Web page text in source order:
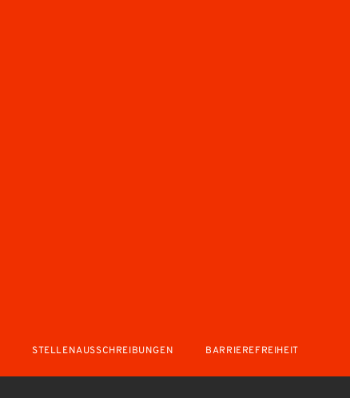
STELLENAUSSCHREIBUNGEN BARRIEREFREIHEIT